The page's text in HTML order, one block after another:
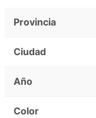
Provincia
Ciudad
Año
Color